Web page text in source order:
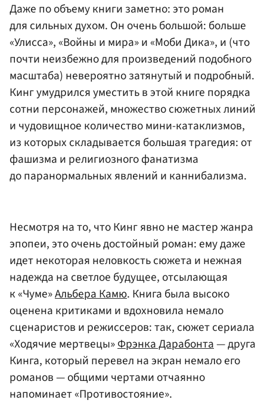
Даже по объему книги заметно: это роман
для сильных духом. Он очень большой: больше
«Улисса», «Войны и мира» и «Моби Дика», и (что
почти неизбежно для произведений подобного
масштаба) невероятно затянутый и подробный.
Кинг умудрился уместить в этой книге порядка
сотни персонажей, множество сюжетных линий
и чудовищное количество мини-катаклизмов,
из которых складывается большая трагедия: от
фашизма и религиозного фанатизма
до паранормальных явлений и каннибализма.
Несмотря на то, что Кинг явно не мастер жанра
эпопеи, это очень достойный роман: ему даже
идет некоторая неловкость сюжета и нежная
надежда на светлое будущее, отсылающая
к «Чуме»Альбера Камю. Книга была высоко
оценена критиками и вдохновила немало
сценаристов и режиссеров: так, сюжет сериала
«Ходячие мертвецы»Фрэнка Дарабонта— друга
Кинга, который перевел на экран немало его
романов — общими чертами отчаянно
напоминает «Противостояние».